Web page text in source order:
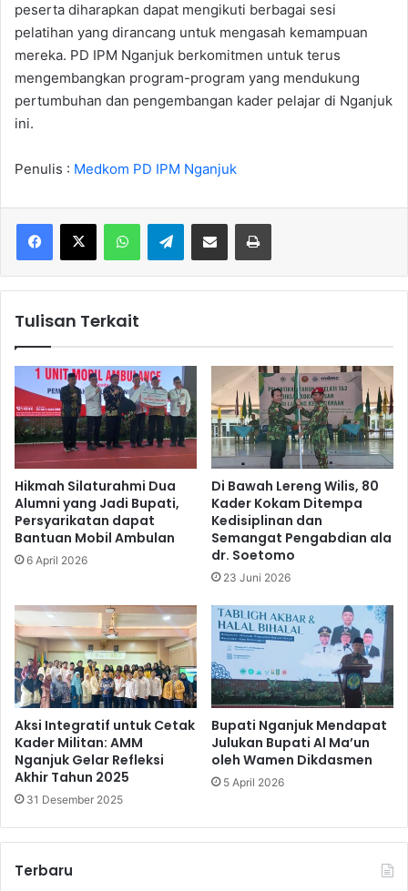
peserta diharapkan dapat mengikuti berbagai sesi
pelatihan yang dirancang untuk mengasah kemampuan
mereka. PD IPM Nganjuk berkomitmen untuk terus
mengembangkan program-program yang mendukung
pertumbuhan dan pengembangan kader pelajar di Nganjuk
ini.
Penulis : Medkom PD IPM Nganjuk
WhatsAppTelegramShare via Email Cetak
Tulisan Terkait
Hikmah Silaturahmi Dua
Alumni yang Jadi Bupati,
Persyarikatan dapat
Bantuan Mobil Ambulan
6 April 2026
Di Bawah Lereng Wilis, 80
Kader Kokam Ditempa
Kedisiplinan dan
Semangat Pengabdian ala
dr. Soetomo
23 Juni 2026
Aksi Integratif untuk Cetak
Kader Militan: AMM
Nganjuk Gelar Refleksi
Akhir Tahun 2025
31 Desember 2025
Bupati Nganjuk Mendapat
Julukan Bupati Al Ma’un
oleh Wamen Dikdasmen
5 April 2026
Terbaru